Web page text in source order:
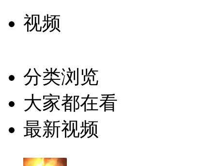
视频
分类浏览
大家都在看
最新视频